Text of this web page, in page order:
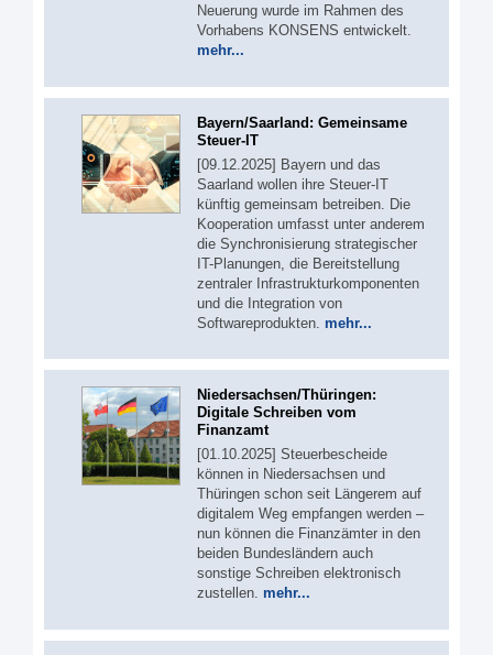
Neuerung wurde im Rahmen des
Vorhabens KONSENS entwickelt.
mehr...
Bayern/Saarland: Gemeinsame
Steuer-IT
[09.12.2025] Bayern und das
Saarland wollen ihre Steuer-IT
künftig gemeinsam betreiben. Die
Kooperation umfasst unter anderem
die Synchronisierung strategischer
IT-Planungen, die Bereitstellung
zentraler Infrastrukturkomponenten
und die Integration von
Softwareprodukten. mehr...
Niedersachsen/Thüringen:
Digitale Schreiben vom
Finanzamt
[01.10.2025] Steuerbescheide
können in Niedersachsen und
Thüringen schon seit Längerem auf
digitalem Weg empfangen werden –
nun können die Finanzämter in den
beiden Bundesländern auch
sonstige Schreiben elektronisch
zustellen. mehr...